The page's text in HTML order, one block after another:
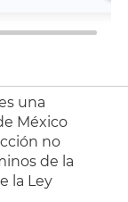
una
México
no
de la
la Ley